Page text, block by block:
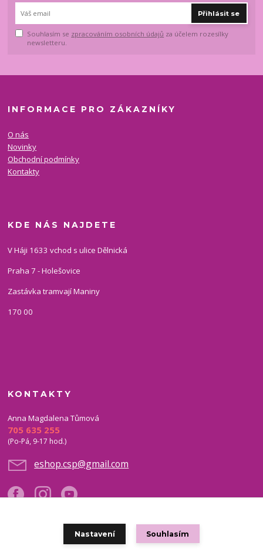
Přihlásit se
Souhlasím se zpracováním osobních údajů za účelem rozesílky
newsletteru.
INFORMACE PRO ZÁKAZNÍKY
O nás
Novinky
Obchodní podmínky
Kontakty
KDE NÁS NAJDETE
V Háji 1633 vchod s ulice Dělnická
Praha 7 - Holešovice
Zastávka tramvají Maniny
170 00
KONTAKTY
Anna Magdalena Tůmová
705 635 255
(Po-Pá, 9-17 hod.)
eshop.csp@gmail.com
Nastavení Souhlasím